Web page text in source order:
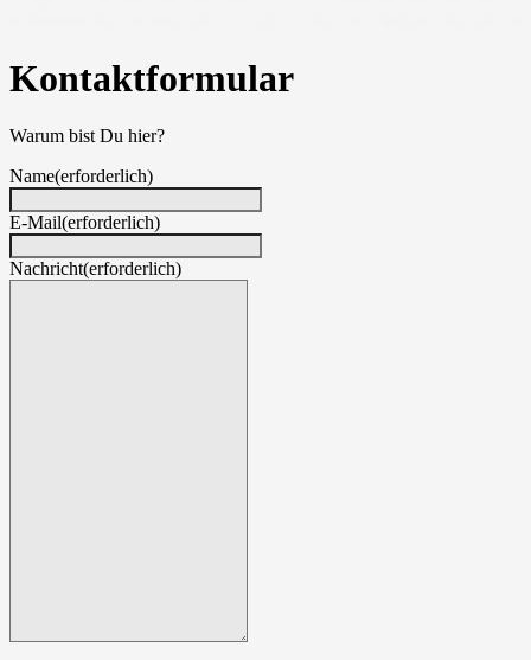
Kontaktformular
Warum bist Du hier?
Name(erforderlich)
E-Mail(erforderlich)
Nachricht(erforderlich)